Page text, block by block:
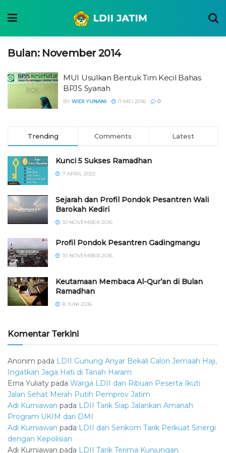
Bulan: November 2014
MUI Usulkan Bentuk Tim Kecil Bahas
BPJS Syariah
BY WIDI YUNANI 11 MEI 2016 0
Trending Comments Latest
Kunci 5 Sukses Ramadhan
7 APRIL 2022
Sejarah dan Profil Pondok Pesantren Wali
Barokah Kediri
10 NOVEMBER 2016
⁠⁠⁠Profil Pondok Pesantren Gadingmangu
10 NOVEMBER 2016
Keutamaan Membaca Al-Qur’an di Bulan
Ramadhan
8 JUNI 2016
Komentar Terkini
Anonim pada LDII Gunung Anyar Bekali Calon Jemaah Haji,
Ingatkan Jaga Hati di Tanah Haram
Erna Yuliaty pada Warga LDII dan Ribuan Peserta Ikuti
Jalan Sehat Merah Putih Pemprov Jatim
Adi Kurniawan pada LDII Tarik Siap Jalankan Amanah
Program UKIM dari DMI
Adi Kurniawan pada LDII dan Senkom Tarik Perkuat Sinergi
dengan Kepolisian
Adi Kurniawan pada LDII Tarik Terima Kunjungan